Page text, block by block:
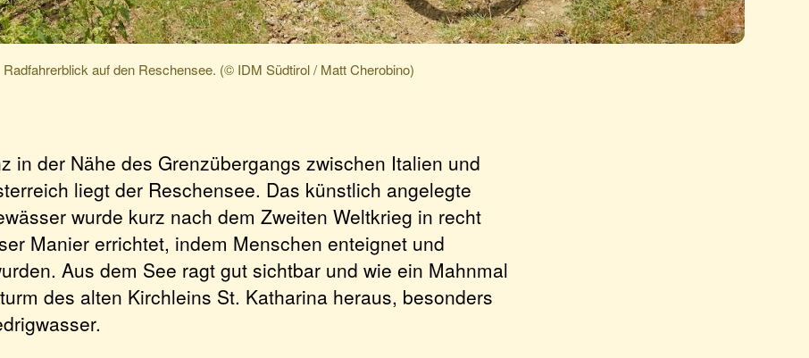
Radfahrerblick auf den Reschensee. (© IDM Südtirol / Matt Cherobino)
in der Nähe des Grenzübergangs zwischen Italien und
liegt der Reschensee. Das künstlich angelegte
wurde kurz nach dem Zweiten Weltkrieg in recht
Manier errichtet, indem Menschen enteignet und
Aus dem See ragt gut sichtbar und wie ein Mahnmal
des alten Kirchleins St. Katharina heraus, besonders